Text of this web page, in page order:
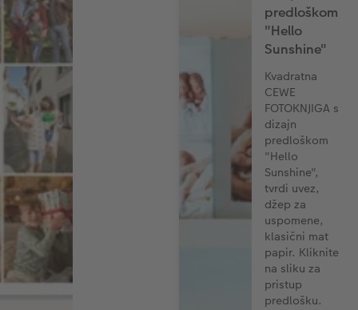
predloškom
"Hello
Sunshine"
Kvadratna
CEWE
FOTOKNJIGA s
dizajn
predloškom
"Hello
Sunshine",
tvrdi uvez,
džep za
uspomene,
klasični mat
papir. Kliknite
na sliku za
pristup
predlošku.